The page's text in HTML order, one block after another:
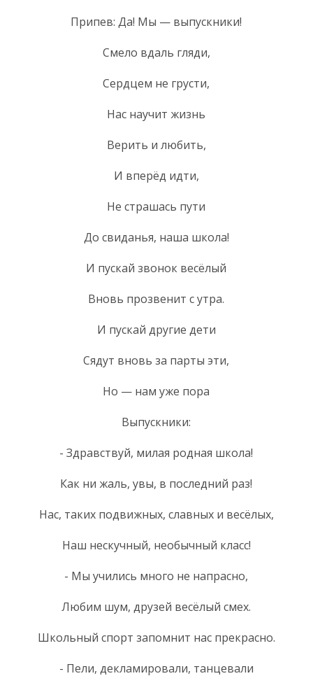
Припев: Да! Мы — выпускники!
Смело вдаль гляди,
Сердцем не грусти,
Нас научит жизнь
Верить и любить,
И вперёд идти,
Не страшась пути
До свиданья, наша школа!
И пускай звонок весёлый
Вновь прозвенит с утра.
И пускай другие дети
Сядут вновь за парты эти,
Но — нам уже пора
Выпускники:
- Здравствуй, милая родная школа!
Как ни жаль, увы, в последний раз!
Нас, таких подвижных, славных и весёлых,
Наш нескучный, необычный класс!
- Мы учились много не напрасно,
Любим шум, друзей весёлый смех.
Школьный спорт запомнит нас прекрасно.
- Пели, декламировали, танцевали